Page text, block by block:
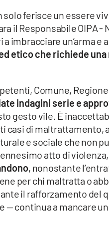
solo ferisce un essere
il Responsabile OIPA -
imbracciare un’arma e
etico che richiede
Comune,
indagini serie e
gesto vile. È
casi di maltrattamento,
e sociale che non
atto di violenza,
, nonostante
per chi maltratta o
il rafforzamento del
— continua a mancare